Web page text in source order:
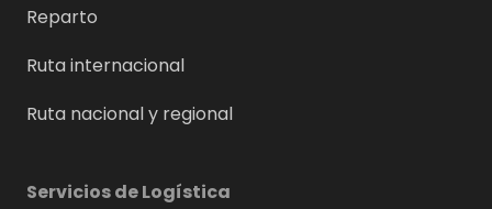
Reparto
Ruta internacional
Ruta nacional y regional
Servicios de Logística